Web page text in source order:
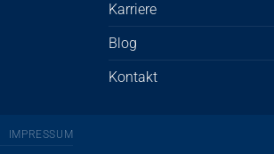
Karriere
Blog
Kontakt
IMPRESSUM